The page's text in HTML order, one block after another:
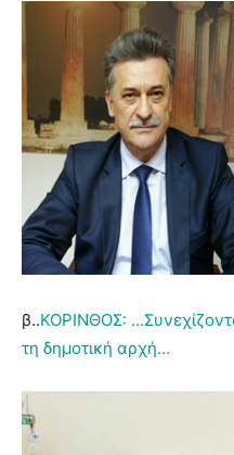
β..ΚΟΡΙΝΘΟΣ:
τη δημοτική αρχή…